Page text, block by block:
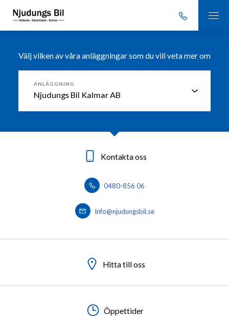
Välj vilken av våra anläggningar som du vill veta mer om
ANLÄGGNING
Kontakta oss
0480-856 06
Info@njudungsbil.se
Hitta till oss
Öppettider
Kontakta oss
0491-76 13 00
Info@njudungsbil.se
Hitta till oss
Öppettider
Kontakta oss
0383-76 37 50
info@njudungsbil.se
Hitta till oss
Öppettider